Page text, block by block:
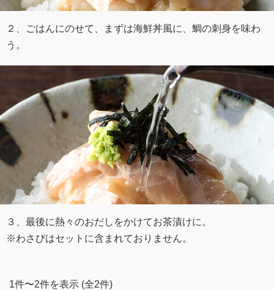
２、ごはんにのせて、まずは海鮮丼風に、鯛の刺身を味わ
う。
３、最後に熱々のおだしをかけてお茶漬けに。
※わさびはセットに含まれておりません。
1件〜2件を表示 (全2件)